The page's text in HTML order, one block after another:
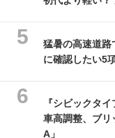
猛暑の高速道路
に確認したい5
『シビックタ
車高調整、ブ
A」